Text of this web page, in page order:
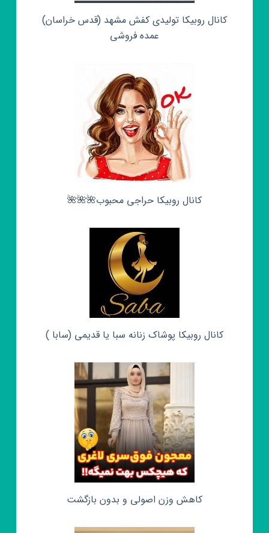
کانال روبیکا تولیدی کفش مشهد (قدس خراسان)
عمده فروشی
کانال روبیکا حراجی محبوب🌺🌺🌺
کانال روبیکا پوشاک زنانه سبا یا قدیمی (سابا )
کاهش وزن اصولی و بدون بازگشت